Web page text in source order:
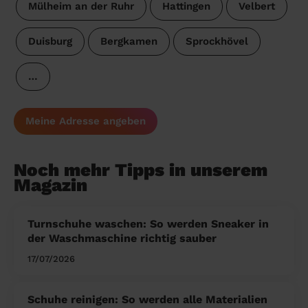
Mülheim an der Ruhr Hattingen Velbert
Duisburg Bergkamen Sprockhövel
…
Meine Adresse angeben
Noch mehr Tipps in unserem
Magazin
Turnschuhe waschen: So werden Sneaker in
der Waschmaschine richtig sauber
17/07/2026
Schuhe reinigen: So werden alle Materialien